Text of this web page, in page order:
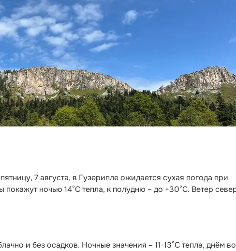
7 августа, в Гузерипле ожидается сухая погода при
ночью 14°С тепла, к полудню – до +30°С. Ветер
и без осадков. Ночные значения – 11-13°С тепла, днём